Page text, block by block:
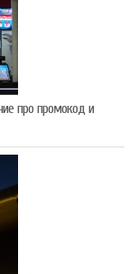
про промокод и